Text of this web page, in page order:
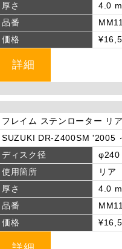
厚さ
4.0
品番
価格
詳細
フレイム ステンローター リア
SUZUKI DR-Z400SM '2005
ディスク径
φ240
使用箇所
リア
厚さ
4.0
品番
価格